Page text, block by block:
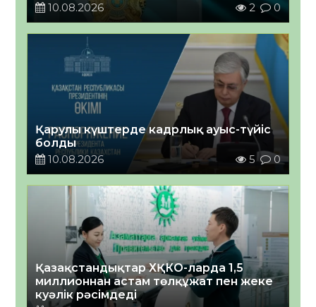
10.08.2026
2 0
Қарулы күштерде кадрлық ауыс-түйіс
болды
10.08.2026
5 0
Қазақстандықтар ХҚКО-ларда 1,5
миллионнан астам төлқұжат пен жеке
куәлік рәсімдеді